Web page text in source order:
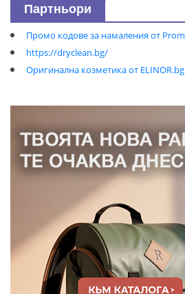
Партньори
Промо кодове за намаления от
https://dryclean.bg/
Оригинална козметика от ELINOR.bg